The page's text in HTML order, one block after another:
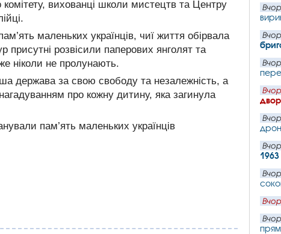
комітету, вихованці школи мистецтв та Центру
маленьких українців, чиї життя обірвала
присутні розвісили паперових янголят та
ніколи не пролунають.
держава за свою свободу та незалежність, а
про кожну дитину, яка загинула